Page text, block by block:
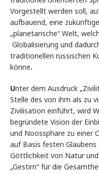
Vorgestellt werden soll,
aufbauend, eine
„planetarische“ Welt,
Globalisierung und
traditionellen russischen
könne.
Unter dem Ausdruck
Stelle des von ihm als zu
Zivilisation einführt, wird
begründete Vision der
und Noossphäre zu einer
auf Basis festen
Göttlichkeit von Natur
„Gestirn“ für die